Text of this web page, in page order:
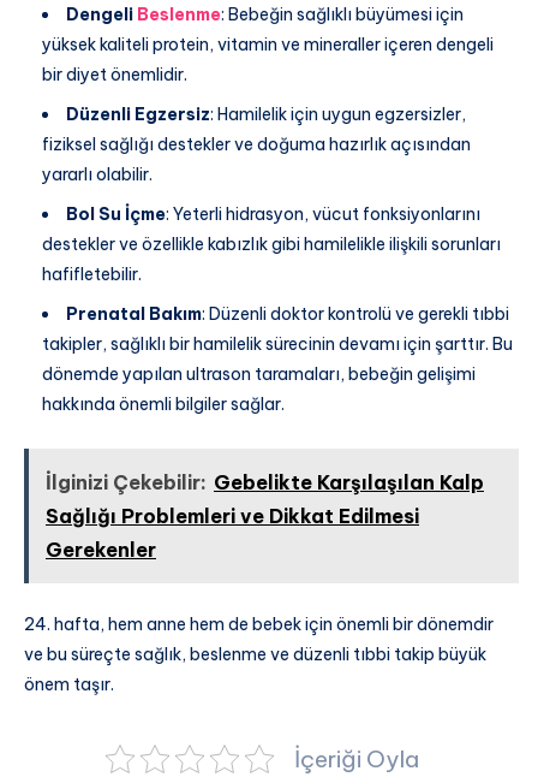
Dengeli Beslenme: Bebeğin sağlıklı büyümesi için
yüksek kaliteli protein, vitamin ve mineraller içeren dengeli
bir diyet önemlidir.
Düzenli Egzersiz: Hamilelik için uygun egzersizler,
fiziksel sağlığı destekler ve doğuma hazırlık açısından
yararlı olabilir.
Bol Su İçme: Yeterli hidrasyon, vücut fonksiyonlarını
destekler ve özellikle kabızlık gibi hamilelikle ilişkili sorunları
hafifletebilir.
Prenatal Bakım: Düzenli doktor kontrolü ve gerekli tıbbi
takipler, sağlıklı bir hamilelik sürecinin devamı için şarttır. Bu
dönemde yapılan ultrason taramaları, bebeğin gelişimi
hakkında önemli bilgiler sağlar.
İlginizi Çekebilir: Gebelikte Karşılaşılan Kalp
Sağlığı Problemleri ve Dikkat Edilmesi
Gerekenler
24. hafta, hem anne hem de bebek için önemli bir dönemdir
ve bu süreçte sağlık, beslenme ve düzenli tıbbi takip büyük
önem taşır.
İçeriği Oyla